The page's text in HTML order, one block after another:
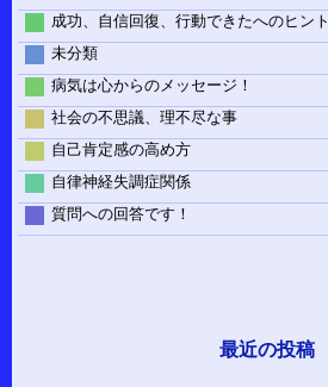
成功、自信回復、行動できたへのヒント
未分類
病気は心からのメッセージ！
社会の不思議、理不尽な事
自己肯定感の高め方
自律神経失調症関係
質問への回答です！
最近の投稿